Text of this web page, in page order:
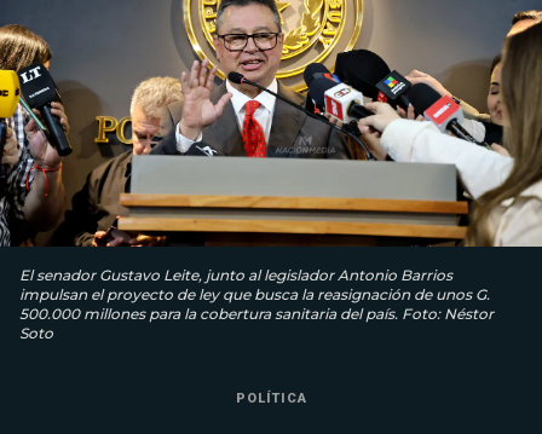
El senador Gustavo Leite, junto al legislador Antonio Barrios
impulsan el proyecto de ley que busca la reasignación de unos G.
500.000 millones para la cobertura sanitaria del país. Foto: Néstor
Soto
POLÍTICA